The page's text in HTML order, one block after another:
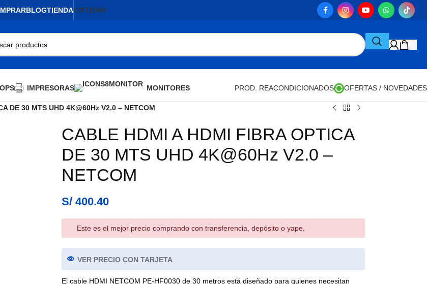
BLOGTIENDACOTIZAR
IMPRESORAS MONITORES PROD. REACONDICIONADOS OFERTAS / NOVEDADES
DE 30 MTS UHD 4K@60Hz V2.0 – NETCOM
CABLE HDMI A HDMI FIBRA OPTICA
DE 30 MTS UHD 4K@60Hz V2.0 –
NETCOM
S/400.40
Este es el mejor precio comprando con transferencia, depósito o yape.
VER PRECIO CON TARJETA
El cable HDMI NETCOM PE-HF0030 de 30 metros está diseñado para quienes necesitan